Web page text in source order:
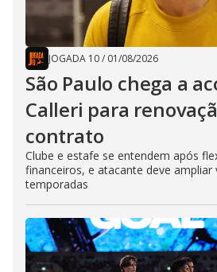
JOGADA 10/ 01/08/2026
São Paulo chega a
Calleri para
contrato
Clube e estafe se entendem após
financeiros, e atacante deve ampliar
temporadas